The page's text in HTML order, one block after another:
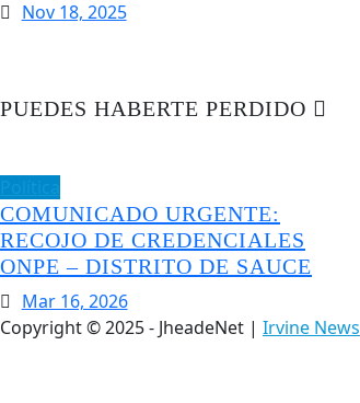
Nov 18, 2025
PUEDES HABERTE PERDIDO
COMUNICADO URGENTE:
RECOJO DE CREDENCIALES
ONPE – DISTRITO DE SAUCE
Mar 16, 2026
Copyright © 2025 - JheadeNet | Irvine News